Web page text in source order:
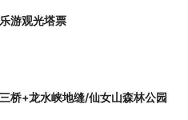
游观光塔票
桥+龙水峡地缝/仙女山森林公园